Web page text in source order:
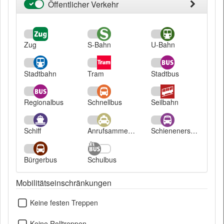
Öffentlicher
Öffentlicher Verkehr
Zug S-Bahn U-Bahn
Stadtbahn Tram Stadtbus
Regionalbus Schnellbus Seilbahn
Schiff Anrufsammeltaxi Schienenersatzverkehr
Bürgerbus Schulbus
Mobilitätseinschränkungen
Keine festen Treppen